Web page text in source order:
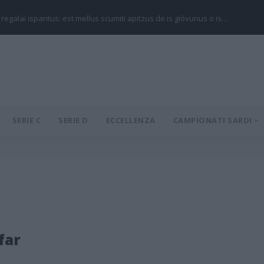
regalai ispantus: est mellus scumiti apitzus de is giòvunus o is…
SERIE C SERIE D ECCELLENZA CAMPIONATI SARDI